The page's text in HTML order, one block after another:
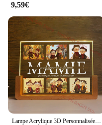
9,59€
Lampe Acrylique 3D Personnalisée avec Photo et Texte, Veilleuse pour Maman, Papa, Amour, Famille, Ami, Anniversaire, Cadeau de ix